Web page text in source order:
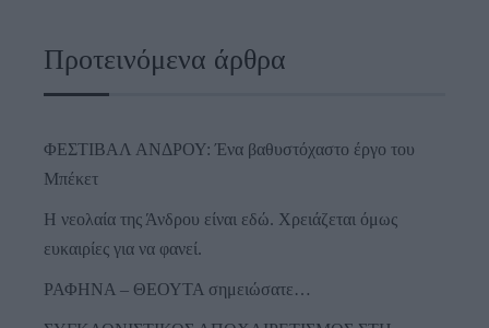
Προτεινόμενα άρθρα
ΦΕΣΤΙΒΑΛ ΑΝΔΡΟΥ: Ένα βαθυστόχαστο έργο του
Μπέκετ
Η νεολαία της Άνδρου είναι εδώ. Χρειάζεται όμως
ευκαιρίες για να φανεί.
ΡΑΦΗΝΑ – ΘΕΟΥΤΑ σημειώσατε…